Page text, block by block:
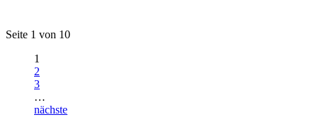
Seite 1 von 10
1
2
3
…
nächste